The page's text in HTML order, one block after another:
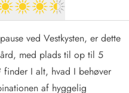
4.5 ud af 5
ved Vestkysten, er dette
med plads til op til 5
finder I alt, hvad I behøver
af hyggelig